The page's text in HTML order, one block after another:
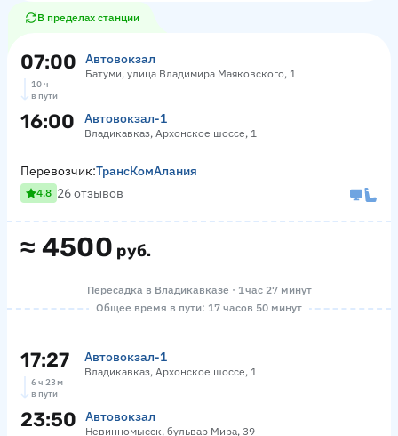
В пределах станции
07:00 Автовокзал
Батуми, улица Владимира Маяковского, 1
10 ч
в пути
16:00 Автовокзал-1
Владикавказ, Архонское шоссе, 1
≈ 4500 руб.
Перевозчик:ТрансКомАлания
4.8 26 отзывов
Пересадка в Владикавказе · 1 час 27 минут
Общее время в пути: 17 часов 50 минут
17:27 Автовокзал-1
Владикавказ, Архонское шоссе, 1
6 ч 23 м
в пути
23:50 Автовокзал
Невинномысск, бульвар Мира, 39